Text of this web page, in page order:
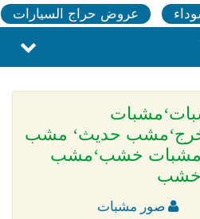
عروض حراج السيارات
حديث‘ مشب
خشب‘مشب
خشب
صور مشبات